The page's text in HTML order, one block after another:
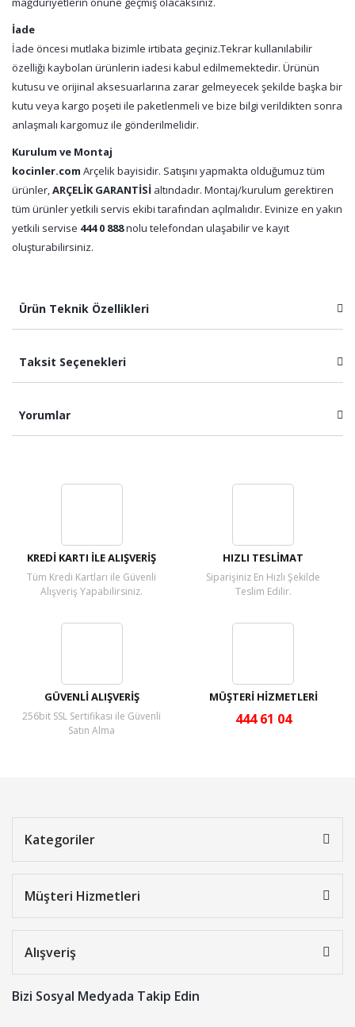
İade
İade öncesi mutlaka bizimle irtibata geçiniz.Tekrar kullanılabilir
özelliği kaybolan ürünlerin iadesi kabul edilmemektedir. Ürünün
kutusu ve orijinal aksesuarlarına zarar gelmeyecek şekilde başka bir
kutu veya kargo poşeti ile paketlenmeli ve bize bilgi verildikten sonra
anlaşmalı kargomuz ile gönderilmelidir.
Kurulum ve Montaj
kocinler.com Arçelik bayisidir. Satışını yapmakta olduğumuz tüm
ürünler,ARÇELİK GARANTİSİ altındadır. Montaj/kurulum gerektiren
tüm ürünler yetkili servis ekibi tarafından açılmalıdır. Evinize en yakın
yetkili servise 444 0 888nolu telefondan ulaşabilir ve kayıt
oluşturabilirsiniz.
Ürün Teknik Özellikleri
Taksit Seçenekleri
Yorumlar
KREDİ KARTI İLE ALIŞVERİŞ
Tüm Kredi Kartları ile Güvenli
Alışveriş Yapabilirsiniz.
HIZLI TESLİMAT
Siparişiniz En Hızlı Şekilde
Teslim Edilir.
GÜVENLİ ALIŞVERİŞ
256bit SSL Sertifikası ile Güvenli
Satın Alma
MÜŞTERİ HİZMETLERİ
444 61 04
Kategoriler
Müşteri Hizmetleri
Alışveriş
Bizi Sosyal Medyada Takip Edin